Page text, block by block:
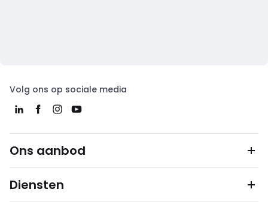
Volg ons op sociale media
Ons aanbod
Diensten